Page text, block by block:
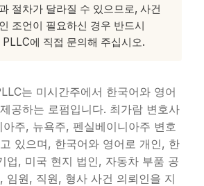
절차가 달라질 수 있으므로, 사건
조언이 필요하신 경우 반드시
에 직접 문의해 주십시오.
는 미시간주에서 한국어와 영어
공하는 로펌입니다. 최가람 변호사
주, 뉴욕주, 펜실베이니아주 변호
있으며, 한국어와 영어로 개인, 한
업, 미국 현지 법인, 자동차 부품 공
임원, 직원, 형사 사건 의뢰인을 지